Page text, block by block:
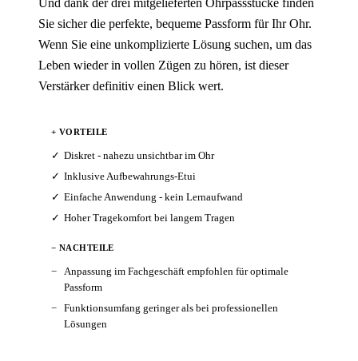
Und dank der drei mitgelieferten Ohrpassstücke finden
Sie sicher die perfekte, bequeme Passform für Ihr Ohr.
Wenn Sie eine unkomplizierte Lösung suchen, um das
Leben wieder in vollen Zügen zu hören, ist dieser
Verstärker definitiv einen Blick wert.
+ VORTEILE
Diskret - nahezu unsichtbar im Ohr
Inklusive Aufbewahrungs-Etui
Einfache Anwendung - kein Lernaufwand
Hoher Tragekomfort bei langem Tragen
− NACHTEILE
Anpassung im Fachgeschäft empfohlen für optimale
Passform
Funktionsumfang geringer als bei professionellen
Lösungen